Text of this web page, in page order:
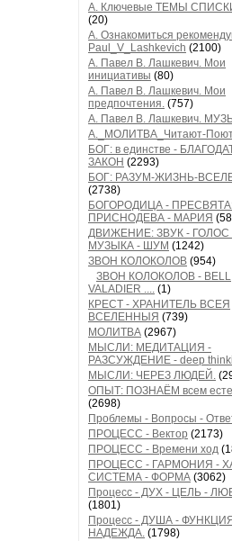
А. Ключевые ТЕМЫ
(20)
А. Ознакомиться
Paul_V_Lashkevich (2100)
А. Павел В. Лашкевич. Мои
инициативы (80)
А. Павел В. Лашкевич. Мои
предпочтения. (757)
А. Павел В. Лашкевич.
А._МОЛИТВА_Читают-
БОГ: в единстве -
ЗАКОН (2293)
БОГ: РАЗУМ-ЖИЗНЬ-
(2738)
БОГОРОДИЦА -
ПРИСНОДЕВА - МАРИЯ
ДВИЖЕНИЕ: ЗВУК - ГОЛОС
МУЗЫКА - ШУМ (1242)
ЗВОН КОЛОКОЛОВ (954)
ЗВОН КОЛОКОЛОВ - BELL
VALADIER .... (1)
КРЕСТ - ХРАНИТЕЛЬ ВСЕЯ
ВСЕЛЕННЫЯ (739)
МОЛИТВА (2967)
МЫСЛИ: МЕДИТАЦИЯ -
РАЗСУЖДЕНИЕ - deep
МЫСЛИ: ЧЕРЕЗ ЛЮДЕЙ.
ОПЫТ: ПОЗНАЁМ всем
(2698)
Проблемы - Вопросы -
ПРОЦЕСС - Вектор (2173)
ПРОЦЕСС - Времени ход
ПРОЦЕСС - ГАРМОНИЯ -
СИСТЕМА - ФОРМА (3062)
Процесс - ДУХ - ЦЕЛЬ -
(1801)
Процесс - ДУША -
НАДЕЖДА. (1798)